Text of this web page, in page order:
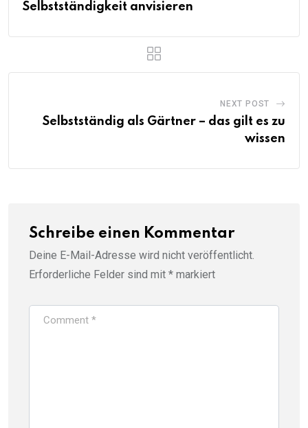
Selbstständigkeit anvisieren
NEXT POST
Selbstständig als Gärtner – das gilt es zu
wissen
Schreibe einen Kommentar
Deine E-Mail-Adresse wird nicht veröffentlicht.
Erforderliche Felder sind mit * markiert